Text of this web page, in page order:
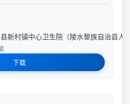
新村镇中心卫生院（陵水黎族自治县
下载